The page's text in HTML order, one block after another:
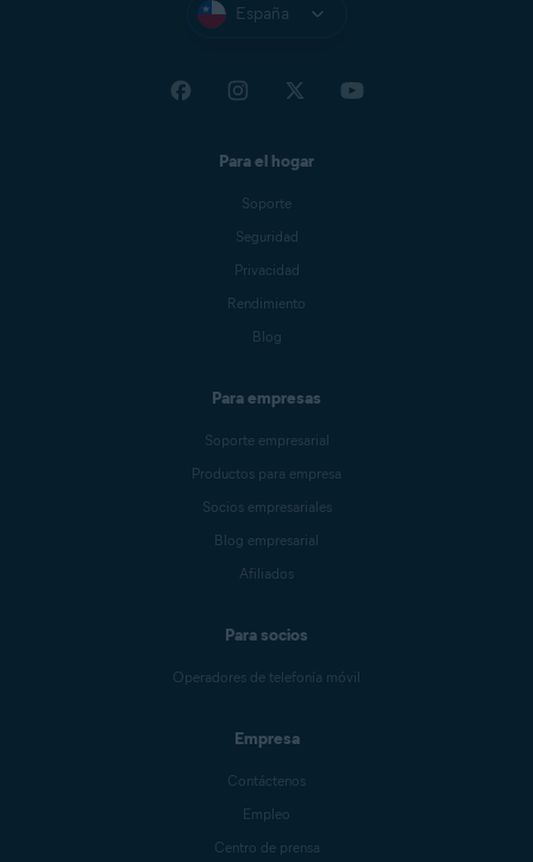
España
Para el hogar
Soporte
Seguridad
Privacidad
Rendimiento
Blog
Para empresas
Soporte empresarial
Productos para empresa
Socios empresariales
Blog empresarial
Afiliados
Para socios
Operadores de telefonía móvil
Empresa
Contáctenos
Empleo
Centro de prensa